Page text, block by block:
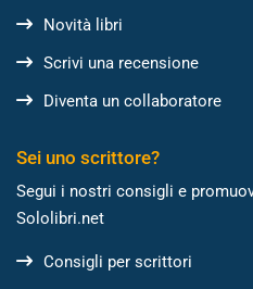
Novità libri
Scrivi una recensione
Diventa un collaboratore
Sei uno scrittore?
Segui i nostri consigli e
Sololibri.net
Consigli per scrittori